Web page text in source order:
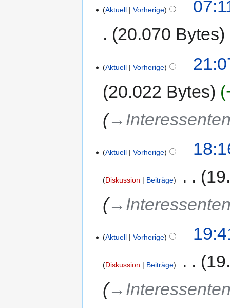
Aktuell Vorherige
20.070 Bytes
Aktuell Vorherige
20.022 Bytes
Aktuell Vorherige
Diskussion Beiträge
Aktuell Vorherige
Diskussion Beiträge